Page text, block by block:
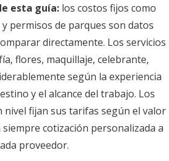
esta guía: los costos fijos como
permisos de parques son datos
directamente. Los servicios
flores, maquillaje, celebrante,
según la experiencia
y el alcance del trabajo. Los
nivel fijan sus tarifas según el valor
cotización personalizada a
proveedor.